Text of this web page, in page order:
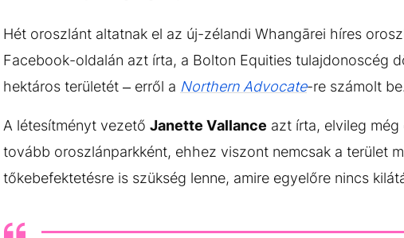
KvízMédiaajánlatImpresszum
Hét oroszlánt altatnak el az új-zélandi Whangārei híres
Facebook-oldalán azt írta, a Bolton Equities tulajdonoscég
hektáros területét – erről a Northern Advocate-re számolt be.
A létesítményt vezető Janette Vallance azt írta, elvileg
tovább oroszlánparkként, ehhez viszont nemcsak a terület
tőkebefektetésre is szükség lenne, amire egyelőre nincs